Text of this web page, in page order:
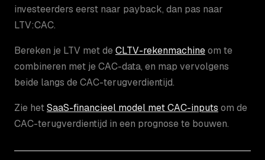
investeerders eerst naar payback, dan pas naar
LTV:CAC.
Bereken je LTV met de CLTV-rekenmachineom te
combineren met je CAC-data, en map vervolgens
beide langs de CAC-terugverdientijd.
Zie hetSaaS-financieel model met CAC-inputs om de
CAC-terugverdientijd in een prognose te bouwen.